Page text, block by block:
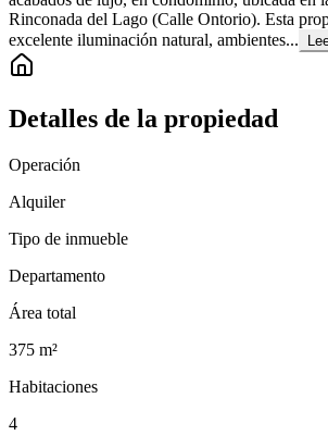
Rinconada del Lago (Calle Ontorio). Esta
excelente iluminación natural, ambientes...
Detalles de la propiedad
Operación
Alquiler
Tipo de inmueble
Departamento
Área total
375 m²
Habitaciones
4